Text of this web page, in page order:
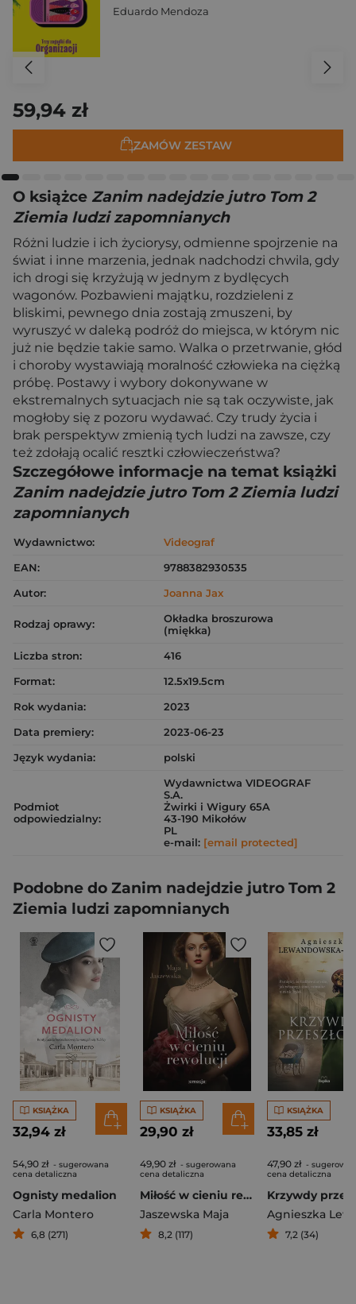
Eduardo Mendoza
59,94 zł
ZAMÓW ZESTAW
O książce Zanim nadejdzie jutro Tom 2
Ziemia ludzi zapomnianych
Różni ludzie i ich życiorysy, odmienne spojrzenie na
świat i inne marzenia, jednak nadchodzi chwila, gdy
ich drogi się krzyżują w jednym z bydlęcych
wagonów. Pozbawieni majątku, rozdzieleni z
bliskimi, pewnego dnia zostają zmuszeni, by
wyruszyć w daleką podróż do miejsca, w którym nic
już nie będzie takie samo. Walka o przetrwanie, głód
i choroby wystawiają moralność człowieka na ciężką
próbę. Postawy i wybory dokonywane w
ekstremalnych sytuacjach nie są tak oczywiste, jak
mogłoby się z pozoru wydawać. Czy trudy życia i
brak perspektyw zmienią tych ludzi na zawsze, czy
też zdołają ocalić resztki człowieczeństwa?
Szczegółowe informacje na temat książki
Zanim nadejdzie jutro Tom 2 Ziemia ludzi
zapomnianych
Wydawnictwo:
Videograf
EAN:
9788382930535
Autor:
Joanna Jax
Rodzaj oprawy:
Okładka broszurowa
(miękka)
Liczba stron:
416
Format:
12.5x19.5cm
Rok wydania:
2023
Data premiery:
2023-06-23
Język wydania:
polski
Podmiot
odpowiedzialny:
Wydawnictwa VIDEOGRAF
S.A.
Żwirki i Wigury 65A
43-190 Mikołów
PL
e-mail: [email protected]
Podobne do Zanim nadejdzie jutro Tom 2
Ziemia ludzi zapomnianych
KSIĄŻKA
32,94 zł
54,90 zł - sugerowana
cena detaliczna
Ognisty medalion
Carla Montero
6,8 (271)
KSIĄŻKA
29,90 zł
49,90 zł - sugerowana
cena detaliczna
Miłość w cieniu rewolucji
Jaszewska Maja
8,2 (117)
KSIĄŻKA
33,85 zł
47,90 zł -
cena detaliczna
7,2 (34)